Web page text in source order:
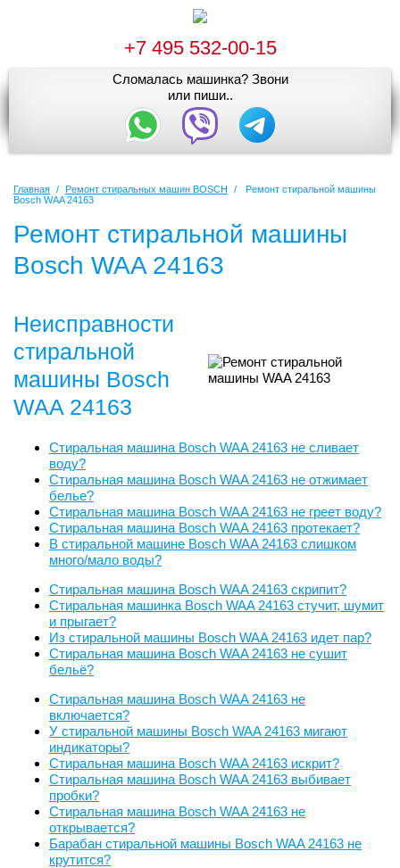
+7 495 532-00-15
Сломалась машинка? Звони
или пиши..
Главная / Ремонт стиральных машин BOSCH /
Ремонт стиральной машины
Bosch WAA 24163
Ремонт стиральной машины
Bosch WAA 24163
Неисправности
стиральной
машины Bosch
WAA 24163
Стиральная машина Bosch WAA 24163 не сливает
воду?
Стиральная машина Bosch WAA 24163 не отжимает
белье?
Стиральная машина Bosch WAA 24163 не греет воду?
Стиральная машина Bosch WAA 24163 протекает?
В стиральной машине Bosch WAA 24163 слишком
много/мало воды?
Стиральная машина Bosch WAA 24163 скрипит?
Стиральная машинка Bosch WAA 24163 стучит, шумит
и прыгает?
Из стиральной машины Bosch WAA 24163 идет пар?
Стиральная машина Bosch WAA 24163 не сушит
бельё?
Стиральная машина Bosch WAA 24163 не
включается?
У стиральной машины Bosch WAA 24163 мигают
индикаторы?
Стиральная машина Bosch WAA 24163 искрит?
Стиральная машина Bosch WAA 24163 выбивает
пробки?
Стиральная машина Bosch WAA 24163 не
открывается?
Барабан стиральной машины Bosch WAA 24163 не
крутится?